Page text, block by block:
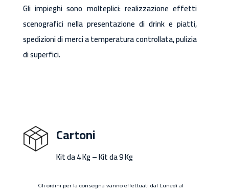
Gli impieghi sono molteplici: realizzazione effetti
scenografici nella presentazione di drink e piatti,
spedizioni di merci a temperatura controllata, pulizia
di superfici.
Cartoni
Kit da 4 Kg – Kit da 9 Kg
Gli ordini per la consegna vanno effettuati dal Lunedì al